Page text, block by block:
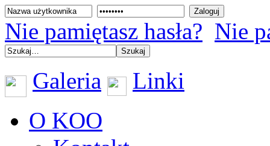
Nie pamiętasz hasła? Nie
Galeria
Linki
O KOO